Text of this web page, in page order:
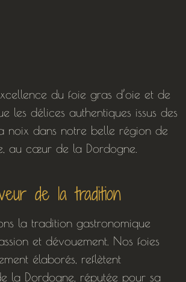
du foie gras d’oie et de
les délices authentiques issus des
noix dans notre belle région de
au cœur de la Dordogne.
de la tradition
la tradition gastronomique
et dévouement. Nos foies
élaborés, reflètent
la Dordogne, réputée pour sa